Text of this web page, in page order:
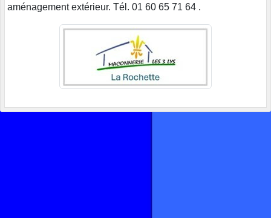
aménagement extérieur. Tél. 01 60 65 71 64 .